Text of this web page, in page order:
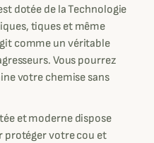
dotée de la Technologie
tiques et même
comme un véritable
Vous pourrez
votre chemise sans
et moderne dispose
protéger votre cou et